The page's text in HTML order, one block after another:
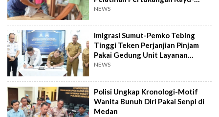
Pelatihan UMKM
NEWS
Imigrasi Sumut-Pemko Tebing
Tinggi Teken Perjanjian Pinjam
Pakai Gedung Unit Layanan
Paspor
NEWS
Polisi Ungkap Kronologi-Motif
Wanita Bunuh Diri Pakai Senpi di
Medan